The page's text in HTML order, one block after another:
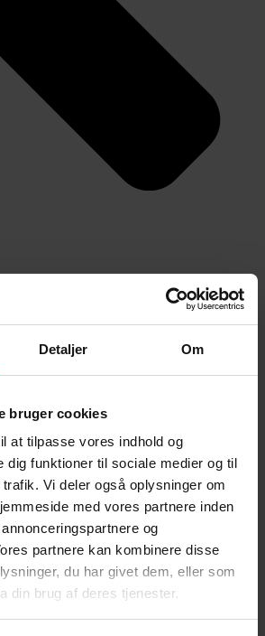
Detaljer Om
bruger cookies
at tilpasse vores indhold og
dig funktioner til sociale medier og til
Vi deler også oplysninger om
med vores partnere inden
og
partnere kan kombinere disse
du har givet dem, eller som
din brug af deres tjenester.